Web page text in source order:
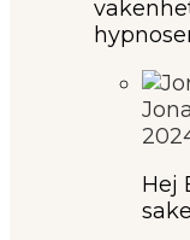
Hej